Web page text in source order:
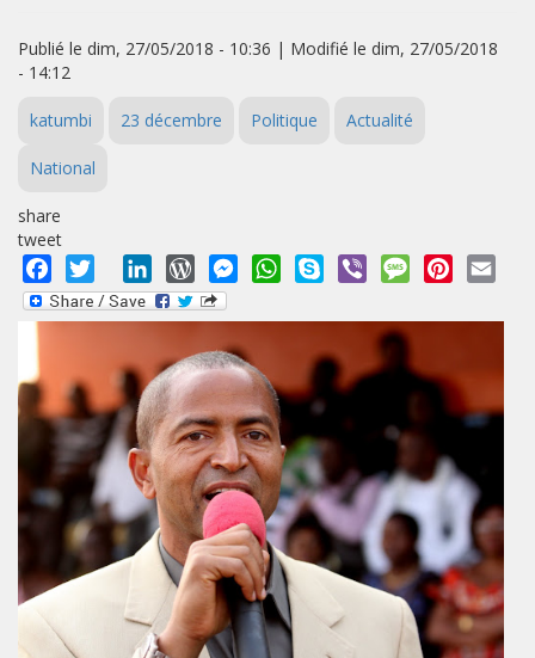
Publié le dim, 27/05/2018 - 10:36 | Modifié le dim, 27/05/2018
- 14:12
katumbi 23 décembre Politique Actualité
National
share
tweet
Facebook
Twitter LinkedInWordPressMessengerWhatsApp
Skype Viber MessagePinterest